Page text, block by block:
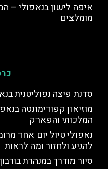
איפה לישון בנאפולי –
מומלצים
סדנת פיצה נפוליטנית
מוזיאון קפודימונטה
המלכותי והפארק
נאפולי טיול יום אחד
להגיע ולחזור ומה לראות
סיור מודרך במנהרת